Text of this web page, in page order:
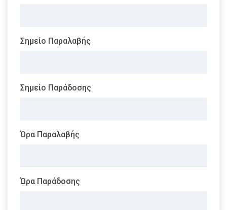
Σημείο Παραλαβής
Σημείο Παράδοσης
Ώρα Παραλαβής
Ώρα Παράδοσης